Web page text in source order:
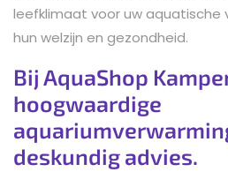
leefklimaat voor uw aquatische
hun welzijn en gezondheid.
Bij AquaShop
hoogwaardige
deskundig advies.